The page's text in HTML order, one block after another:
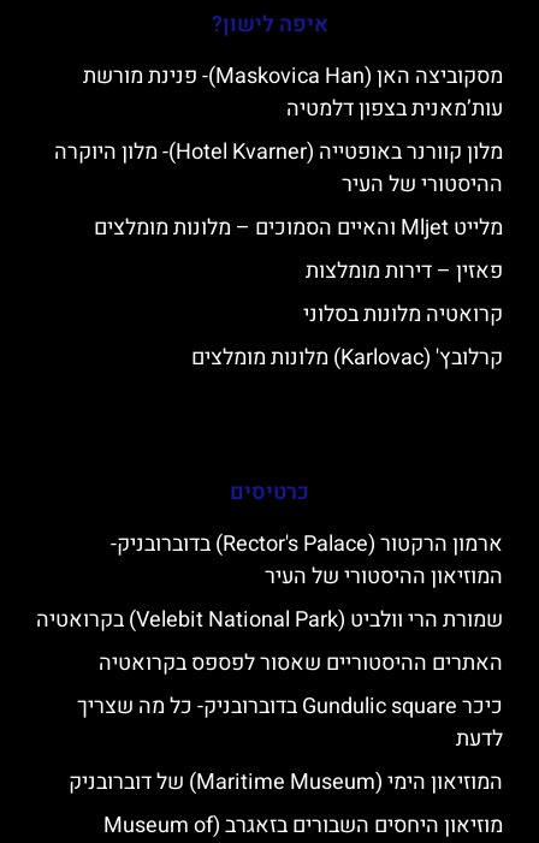
איפה לישון?
מסקוביצה האן (Maskovica Han)- פנינת מורשת
עות’מאנית בצפון דלמטיה
מלון קוורנר באופטייה (Hotel Kvarner)- מלון היוקרה
ההיסטורי של העיר
מלייט Mljet והאיים הסמוכים – מלונות מומלצים
פאזין – דירות מומלצות
קרואטיה מלונות בסלוני
קרלובץ' (Karlovac) מלונות מומלצים
כרטיסים
ארמון הרקטור (Rector's Palace) בדוברובניק-
המוזיאון ההיסטורי של העיר
שמורת הרי וולביט (Velebit National Park) בקרואטיה
האתרים ההיסטוריים שאסור לפספס בקרואטיה
כיכר Gundulic square בדוברובניק- כל מה שצריך
לדעת
המוזיאון הימי (Maritime Museum) של דוברובניק
מוזיאון היחסים השבורים בזאגרב (Museum of